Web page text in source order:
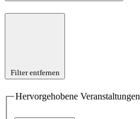
Filter entfernen
Hervorgehobene Veranstaltungen